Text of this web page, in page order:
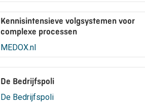
Kennisintensieve volgsystemen voor
complexe processen
MEDOX.nl
De Bedrijfspoli
De Bedrijfspoli